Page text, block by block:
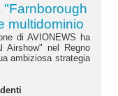
"Farnborough
multidominio
di AVIONEWS ha
Airshow" nel Regno
ambiziosa strategia